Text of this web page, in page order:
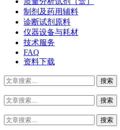
制剂及药用辅料
诊断试剂原料
仪器设备与耗材
技术服务
FAQ
资料下载